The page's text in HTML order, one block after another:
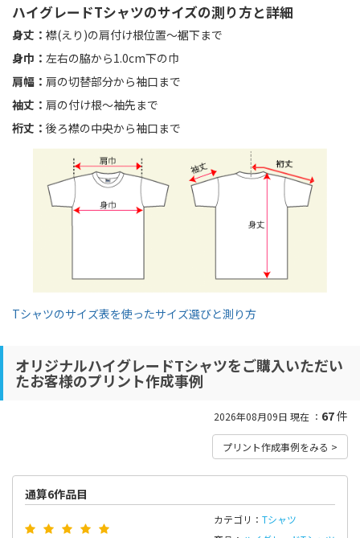
ハイグレードTシャツのサイズの測り方と詳細
身丈： 襟(えり)の肩付け根位置〜裾下まで
身巾： 左右の脇から1.0cm下の巾
肩幅： 肩の切替部分から袖口まで
袖丈： 肩の付け根〜袖先まで
裄丈： 後ろ襟の中央から袖口まで
Tシャツのサイズ表を使ったサイズ選びと測り方
オリジナルハイグレードTシャツをご購入いただい
たお客様のプリント作成事例
2026年08月09日 現在 ： 67件
プリント作成事例をみる >
通算6作品目
カテゴリ： Tシャツ